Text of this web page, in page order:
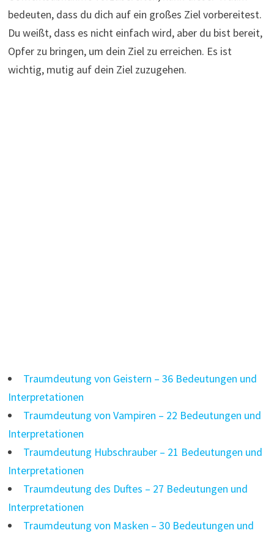
bedeuten, dass du dich auf ein großes Ziel vorbereitest.
Du weißt, dass es nicht einfach wird, aber du bist bereit,
Opfer zu bringen, um dein Ziel zu erreichen. Es ist
wichtig, mutig auf dein Ziel zuzugehen.
Traumdeutung von Geistern – 36 Bedeutungen und
Interpretationen
Traumdeutung von Vampiren – 22 Bedeutungen und
Interpretationen
Traumdeutung Hubschrauber – 21 Bedeutungen und
Interpretationen
Traumdeutung des Duftes – 27 Bedeutungen und
Interpretationen
Traumdeutung von Masken – 30 Bedeutungen und